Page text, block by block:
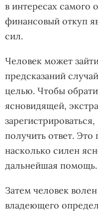
в интересах самого
финансовый откуп
сил.
Человек может
предсказаний
целью. Чтобы
ясновидящей,
получить ответ.
насколько силен
дальнейшая помощь.
Затем человек
владеющего